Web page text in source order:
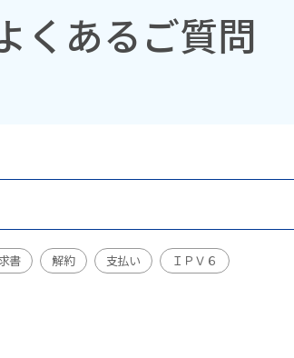
くあるご質問
書 解約 支払い ＩＰＶ６